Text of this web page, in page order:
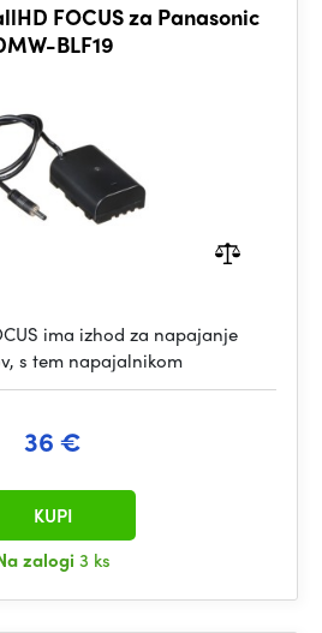
FOCUS za Panasonic
BLF19
ima izhod za napajanje
s tem napajalnikom
36 €
zalogi 3 ks
KUPI